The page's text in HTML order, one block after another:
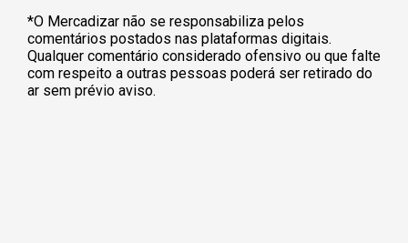
*O Mercadizar não se responsabiliza pelos
comentários postados nas plataformas digitais.
Qualquer comentário considerado ofensivo ou que falte
com respeito a outras pessoas poderá ser retirado do
ar sem prévio aviso.